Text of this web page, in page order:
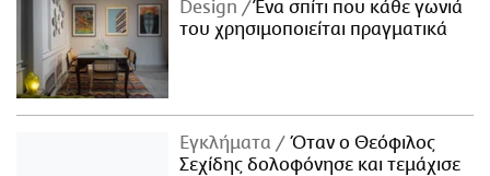
Design
Ένα σπίτι που κάθε γωνιά
του χρησιμοποιείται πραγματικά
Εγκλήματα
Όταν ο Θεόφιλος
Σεχίδης δολοφόνησε και τεμάχισε